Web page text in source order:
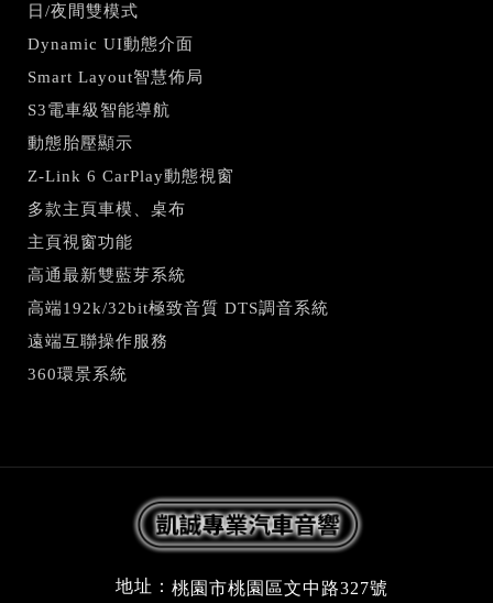
日/夜間雙模式
Dynamic UI動態介面
Smart Layout智慧佈局
S3電車級智能導航
動態胎壓顯示
Z-Link 6 CarPlay動態視窗
多款主頁車模、桌布
主頁視窗功能
高通最新雙藍芽系統
高端192k/32bit極致音質 DTS調音系統
遠端互聯操作服務
360環景系統
地址： 桃園市桃園區文中路327號